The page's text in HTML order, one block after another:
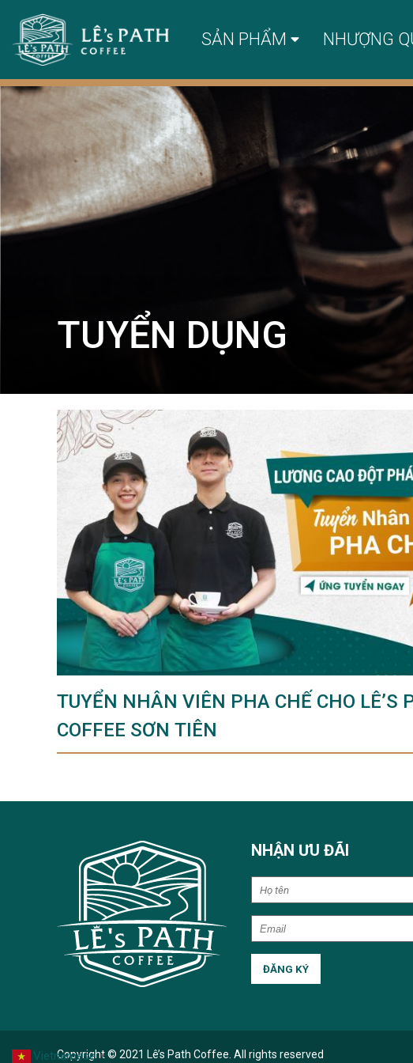
SẢN PHẨM NHƯỢNG
TUYỂN DỤNG
TUYỂN NHÂN VIÊN PHA CHẾ CHO LÊ’S
COFFEE SƠN TIÊN
NHẬN ƯU ĐÃI
Copyright © 2021 Lê’s Path Coffee. All rights reserved
Vietnamese ▼